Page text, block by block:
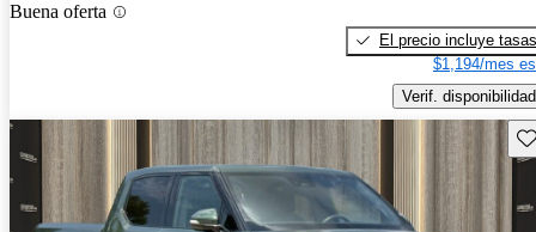
Buena oferta
El precio incluye tasas
$1,194/mes
Verif. disponibilidad